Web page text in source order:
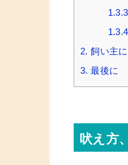
2. 飼い主
3. 最後に
吠え方